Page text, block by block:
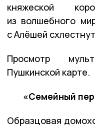
княжеской
из волшебного
с Алёшей
Просмотр
Пушкинской карте.
«Семейный
Образцовая